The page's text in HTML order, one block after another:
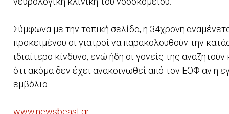
Σύμφωνα με την τοπική σελίδα, η 34χρονη
προκειμένου οι γιατροί να παρακολουθούν την
ιδιαίτερο κίνδυνο, ενώ ήδη οι γονείς της
ότι ακόμα δεν έχει ανακοινωθεί από τον ΕΟΦ αν η
εμβόλιο.
www.newsbeast.gr